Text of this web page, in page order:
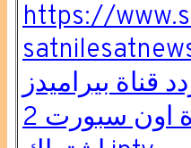
https://
قناة بيراميدز
اون سبورت 2